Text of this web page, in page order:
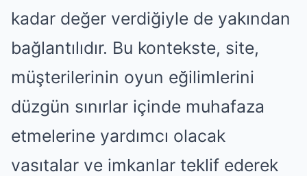
kadar değer verdiğiyle de yakından
bağlantılıdır. Bu kontekste, site,
müşterilerinin oyun eğilimlerini
düzgün sınırlar içinde muhafaza
etmelerine yardımcı olacak
vasıtalar ve imkanlar teklif ederek